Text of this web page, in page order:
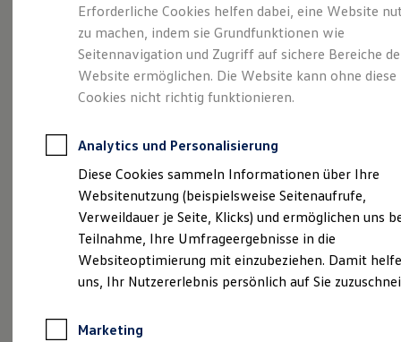
Leasing
Leasing-Angebote
Gebrauchtwagen Leasing
Junge Gebrauchtwagen-Leasing
Elektroauto Leasing
Kleinwagen-Leasing
Leasing ohne Anzahlung
Autokredit mit Schlussrate
Versicherungen und Garantien
Kfz-Versicherung
Restschuldversicherungen
Garantien
Wartungsverträge
Geschäftskunden
Professional Class bei Volkswagen
Großkunden
Behörden
Anpfiff zum Gewinn
Größer. Entspannter.
Reichweiter. Der ID.7.
Erforderliche Cookies helfen dabei, eine Website
zu machen, indem sie Grundfunktionen wie
Seitennavigation und Zugriff auf sichere Bereiche
Website ermöglichen. Die Website kann ohne diese
Cookies nicht richtig funktionieren.
Analytics und Personalisierung
Diese Cookies sammeln Informationen über Ihre
Websitenutzung (beispielsweise Seitenaufrufe,
Verweildauer je Seite, Klicks) und ermöglichen uns
Teilnahme, Ihre Umfrageergebnisse in die
Websiteoptimierung mit einzubeziehen. Damit
uns, Ihr Nutzererlebnis persönlich auf Sie
Marketing